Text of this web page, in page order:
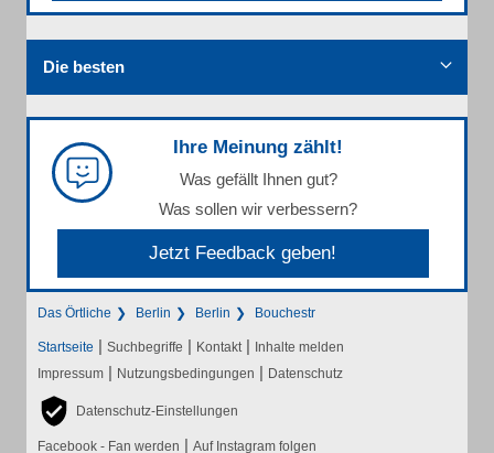
Die besten
Ihre Meinung zählt!
Was gefällt Ihnen gut?
Was sollen wir verbessern?
Jetzt Feedback geben!
Das Örtliche Berlin Berlin Bouchestr
Startseite | Suchbegriffe | Kontakt | Inhalte melden
Impressum | Nutzungsbedingungen | Datenschutz
Datenschutz-Einstellungen
Facebook - Fan werden | Auf Instagram folgen